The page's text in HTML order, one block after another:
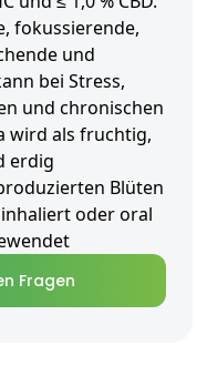
fokussierende,
und
bei Stress,
und chronischen
wird als fruchtig,
erdig
Blüten
oder oral
Fragen